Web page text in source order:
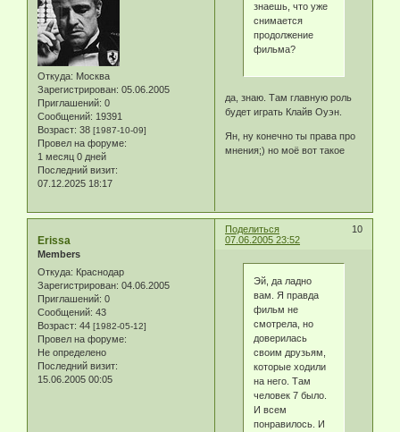
Откуда: Москва
Зарегистрирован: 05.06.2005
Приглашений: 0
Сообщений: 19391
Возраст: 38 [1987-10-09]
Провел на форуме:
1 месяц 0 дней
Последний визит:
07.12.2025 18:17
знаешь, что уже
снимается
продолжение
фильма?
да, знаю. Там главную роль
будет играть Клайв Оуэн.
Ян, ну конечно ты права про
мнения;) но моё вот такое
Поделиться
10
07.06.2005 23:52
Erissa
Members
Откуда: Краснодар
Зарегистрирован: 04.06.2005
Приглашений: 0
Сообщений: 43
Возраст: 44 [1982-05-12]
Провел на форуме:
Не определено
Последний визит:
15.06.2005 00:05
Эй, да ладно
вам. Я правда
фильм не
смотрела, но
доверилась
своим друзьям,
которые ходили
на него. Там
человек 7 было.
И всем
понравилось. И